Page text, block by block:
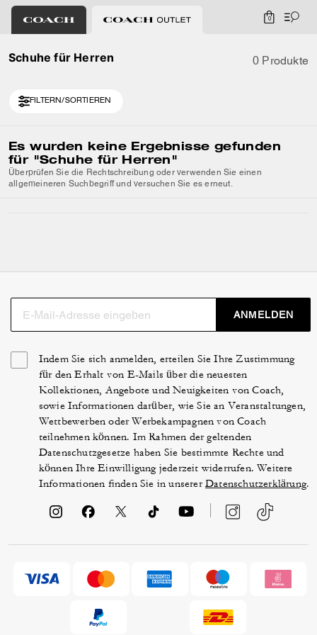
0
Schuhe für Herren 0 Produkte
FILTERN/SORTIEREN
Es wurden keine Ergebnisse gefunden
für "Schuhe für Herren"
Überprüfen Sie die Rechtschreibung oder verwenden Sie einen
allgemeineren Suchbegriff und versuchen Sie es erneut.
ANMELDEN
Indem Sie sich anmelden, erteilen Sie Ihre Zustimmung
für den Erhalt von E-Mails über die neuesten
Kollektionen, Angebote und Neuigkeiten von Coach,
sowie Informationen darüber, wie Sie an Veranstaltungen,
Wettbewerben oder Werbekampagnen von Coach
teilnehmen können. Im Rahmen der geltenden
Datenschutzgesetze haben Sie bestimmte Rechte und
können Ihre Einwilligung jederzeit widerrufen. Weitere
Informationen finden Sie in unsererDatenschutzerklärung.